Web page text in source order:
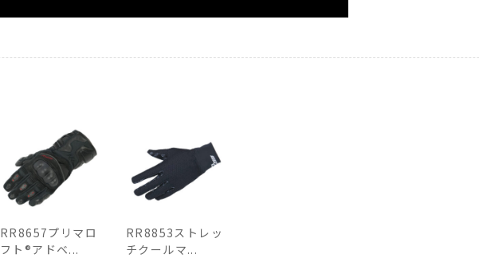
RR8657プリマロ
フト®アドベ...
RR8853ストレッ
チクールマ...